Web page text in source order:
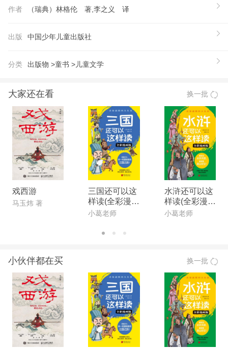
对的是饥饿、寒冷、恶劣的天气、妖魔的袭，还有一
为仇的绿林家族能否尽释前嫌，握手言和？两个反叛
温暖？ 一部瑞典版的《罗密欧与朱丽叶》，紧张，
【推荐语】
“尊敬的夫人，在目前从事文艺活动的瑞典人中，大
概除了英玛尔·伯格曼之外，没有一个人像您那样蜚
声世界。 “你在这个世界上选择了自己的世界，这个
世界是属于儿童的，他们是我们当中的天外来客，而
您似乎有着特殊的能力和令人惊异的方法认识他们和
了解他们。瑞典文学院表彰您在一个困难的文学领域
里所做的贡献，您赋予这个领域一种新的艺术风格、
心理学、幽默和叙事情趣。” ——瑞典文学院院士阿
林格伦，瑞典的民族英雄，94岁高龄的童话外婆。她
在1945年步儿童文坛就标志着世纪儿童——皮皮已
经诞生。 1958年，林格伦获“安徒生金质奖章”。她
的作品被译为86种文字，发行量达到1亿3。把她的
书摞起来有175个埃菲尔铁塔那么高，把它们排成行
可以绕地球三周。
作者 （瑞典）林格伦 著,李之义 译
出版 中国少年儿童出版社
分类 出版物 >童书 >儿童文学
大家还在看 换一批
戏西游
马玉炜 著
三国还可以这
样读(全彩漫画
版)
小葛老师
水浒还可以这
样读(全彩漫画
版)
小葛老师
小伙伴都在买 换一批